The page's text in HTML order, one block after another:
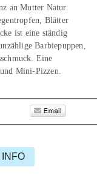
an Mutter Natur.
Blätter
ist eine ständig
Barbiepuppen,
Eine
Mini-Pizzen.
INFO